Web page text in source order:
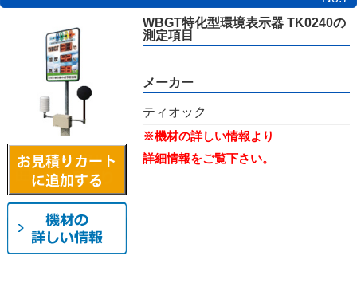
WBGT特化型環境表示器 TK0240の
測定項目
メーカー
ティオック
※機材の詳しい情報より
詳細情報をご覧下さい。